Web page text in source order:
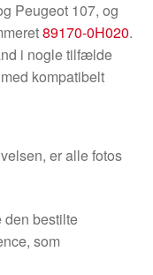
Peugeot 107, og
89170-0H020.
i nogle tilfælde
kompatibelt
er alle fotos
den bestilte
som